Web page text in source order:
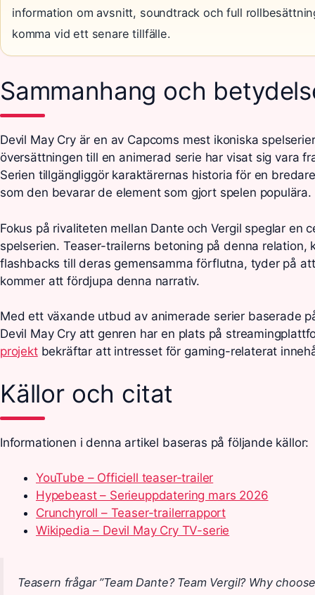
information om avsnitt, soundtrack och full
komma vid ett senare tillfälle.
Sammanhang och
Devil May Cry är en av Capcoms mest ikoniska
översättningen till en animerad serie har visat sig vara
Serien tillgängliggör karaktärernas historia för en
som den bevarar de element som gjort spelen populära.
Fokus på rivaliteten mellan Dante och Vergil speglar en
spelserien. Teaser-trailerns betoning på denna relation,
flashbacks till deras gemensamma förflutna, tyder på
kommer att fördjupa denna narrativ.
Med ett växande utbud av animerade serier baserade
Devil May Cry att genren har en plats på
projektbekräftar att intresset för gaming-relaterat
Källor och citat
Informationen i denna artikel baseras på följande källor:
YouTube – Officiell teaser-trailer
Hypebeast – Serieuppdatering mars 2026
Crunchyroll – Teaser-trailerrapport
Wikipedia – Devil May Cry TV-serie
Teasern frågar ”Team Dante? Team Vergil? Why